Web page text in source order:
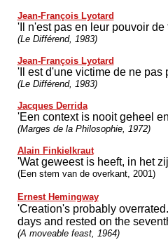
Jean-François Lyotard
'Il n'est pas en leur pouvoir
(Le Différend, 1983)
Jean-François Lyotard
'Il est d'une victime de ne pas
(Le Différend, 1983)
Jacques Derrida
'Een context is nooit geheel
(Marges de la Philosophie, 1972)
Alain Finkielkraut
'Wat geweest is heeft, in het
(Een stem van de overkant, 2001)
Ernest Hemingway
'Creation's probably
days and rested on the
(A moveable feast, 1964)